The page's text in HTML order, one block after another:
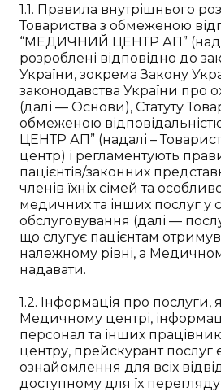
1.1. Правила внутрішнього
Товариства з обмеженою
“МЕДИЧНИЙ ЦЕНТР АП”
розроблені відповідно до
України, зокрема Закону
законодавства України про
(далі — Основи), Статуту
обмеженою
ЦЕНТР АП” (надалі –
центр) і регламентують
пацієнтів/законних
членів їхніх сімей та
медичних та інших послуг у
обслуговування (далі —
що слугує пацієнтам
належному рівні, а
надавати.
1.2. Інформація про послуги,
Медичному центрі,
персонал та інших
центру, прейскурант послуг
ознайомлення для всіх
доступному для їх перегляду